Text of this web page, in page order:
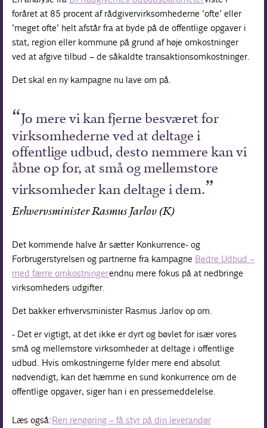
foråret at 85 procent af rådgivervirksomhederne ’ofte’ eller
’meget ofte’ helt afstår fra at byde på de offentlige opgaver i
stat, region eller kommune på grund af høje omkostninger
ved at afgive tilbud – de såkaldte transaktionsomkostninger.
Det skal en ny kampagne nu lave om på.
Jo mere vi kan fjerne besværet for
virksomhederne ved at deltage i
offentlige udbud, desto nemmere kan vi
åbne op for, at små og mellemstore
virksomheder kan deltage i dem.
Erhvervsminister Rasmus Jarlov (K)
Det kommende halve år sætter Konkurrence- og
Forbrugerstyrelsen og partnerne fra kampagne Bedre Udbud –
med færre omkostningerendnu mere fokus på at nedbringe
virksomheders udgifter.
Det bakker erhvervsminister Rasmus Jarlov op om.
- Det er vigtigt, at det ikke er dyrt og bøvlet for især vores
små og mellemstore virksomheder at deltage i offentlige
udbud. Hvis omkostningerne fylder mere end absolut
nødvendigt, kan det hæmme en sund konkurrence om de
offentlige opgaver, siger han i en pressemeddelelse.
Læs også:Ren rengøring – få styr på din leverandør